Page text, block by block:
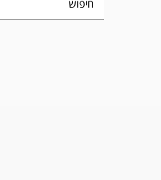
מכשיר ואקום (
0
)